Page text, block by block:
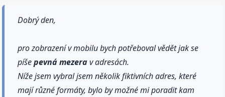
Dobrý den,
pro zobrazení v mobilu bych potřeboval vědět jak se
píšepevná mezerav adresách.
Níže jsem vybral jsem několik fiktivních adres, které
mají různé formáty, bylo by možné mi poradit kam